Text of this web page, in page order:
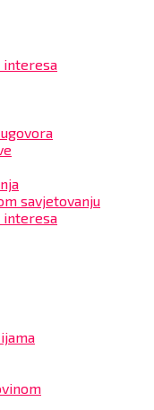
interesa
savjetovanju
interesa